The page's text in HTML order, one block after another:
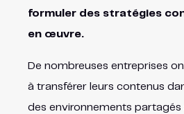
formuler des stratégies
en œuvre.
De nombreuses entreprises
à transférer leurs contenus
des environnements partagés